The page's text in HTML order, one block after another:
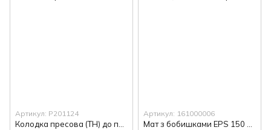
Артикул: P201124
Колодка пресова (TH) до прес-апарата REMS (акумулятор, 230 В), DN 20
Артикул: 161000006
Мат з бобишками EPS 150 FHP ND 30 (55) .Щільність 30 кг/м2(лист 0,72 м2)